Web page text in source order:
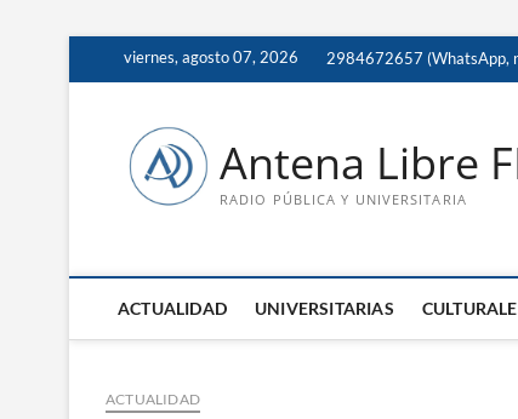
viernes, agosto 07, 2026 2984672657 (WhatsApp,
Antena Libre
RADIO PÚBLICA Y UNIVERSITARIA
ACTUALIDAD UNIVERSITARIAS
ACTUALIDAD